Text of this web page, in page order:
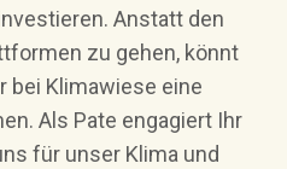
Anstatt den
zu gehen, könnt
bei Klimawiese eine
Als Pate engagiert Ihr
für unser Klima und